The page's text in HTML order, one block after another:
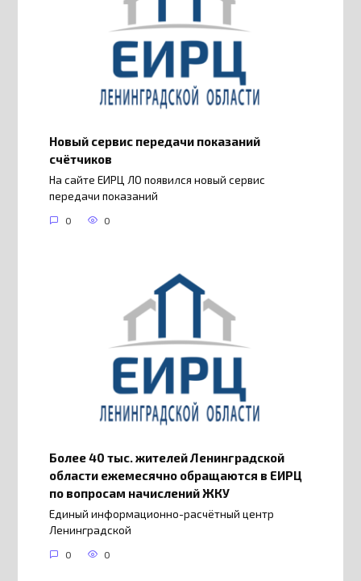
Новый сервис передачи показаний
счётчиков
На сайте ЕИРЦ ЛО появился новый сервис
передачи показаний
0 0
Более 40 тыс. жителей Ленинградской
области ежемесячно обращаются в ЕИРЦ
по вопросам начислений ЖКУ
Единый информационно-расчётный центр
Ленинградской
0 0